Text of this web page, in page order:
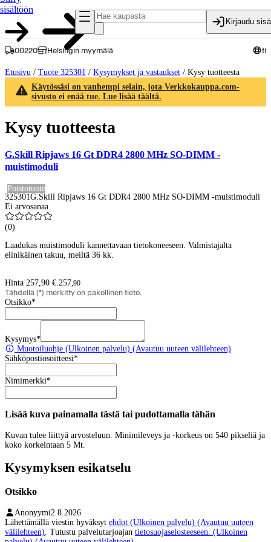
sisältöön
Kirjaudu
00220 Helsingin myymälä fi
Etusivu / Tuote 325301 / Kysymykset ja vastaukset / Kysy tuotteesta
Käytössäsi on vanhempi selain, jota Verkkokauppa.com-
sivusto ei enää tue. Lue lisää täältä.
Kysy tuotteesta
G.Skill Ripjaws 16 Gt DDR4 2800 MHz SO-DIMM -
muistimoduli
Poistotuote
325301 G.Skill Ripjaws 16 Gt DDR4 2800 MHz SO-DIMM -muistimoduli
Ei arvosanaa
(0)
Laadukas muistimoduli kannettavaan tietokoneeseen. Valmistajalta
elinikäinen takuu, meiltä 36 kk.
Hinta 257,90 €. 257,90
Tähdellä (*) merkitty on pakollinen tieto.
Otsikko*
Kysymys*
Muotoiluohje (Ulkoinen palvelu) (Avautuu uuteen välilehteen)
Sähköpostiosoitteesi*
Nimimerkki*
Lisää kuva painamalla tästä tai pudottamalla tähän
Kuvan tulee liittyä arvosteluun. Minimileveys ja -korkeus on 540 pikseliä ja
koko korkeintaan 5 Mt.
Kysymyksen esikatselu
Otsikko
Anonyymi2.8.2026
Lähettämällä viestin hyväksyt ehdot (Ulkoinen palvelu) (Avautuu uuteen
välilehteen) . Tutustu palvelutarjoajan tietosuojaselosteeseen. (Ulkoinen